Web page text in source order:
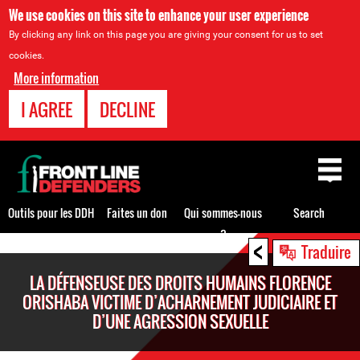
We use cookies on this site to enhance your user experience
By clicking any link on this page you are giving your consent for us to set
cookies.
More information
I AGREE DECLINE
< Traduire
LA DÉFENSEUSE DES DROITS HUMAINS FLORENCE
ORISHABA VICTIME D’ACHARNEMENT JUDICIAIRE ET
D’UNE AGRESSION SEXUELLE
Back
to
top
Outils pour les DDH Faites un don
Qui sommes-nous
?
Search